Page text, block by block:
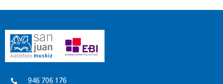
946 706 176